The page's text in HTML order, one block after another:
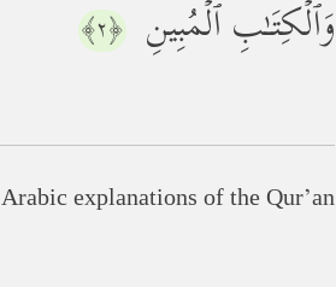
وَٱلۡكِتَـٰبِ ٱلۡمُبِینِ ﴿٢﴾
Arabic explanations of the Qur’an: